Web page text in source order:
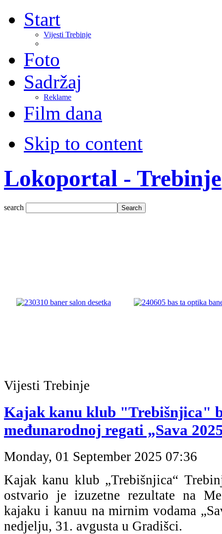
Start
Vijesti Trebinje
Foto
Sadržaj
Reklame
Film dana
Skip to content
Lokoportal - Trebinje
search
Vijesti Trebinje
Kajak kanu klub "Trebišnjica"
međunarodnoj regati „Sava
Monday, 01 September 2025 07:36
Kajak kanu klub „Trebišnjica“
ostvario je izuzetne rezultate na
kajaku i kanuu na mirnim vodama
nedjelju, 31. avgusta u Gradišci.